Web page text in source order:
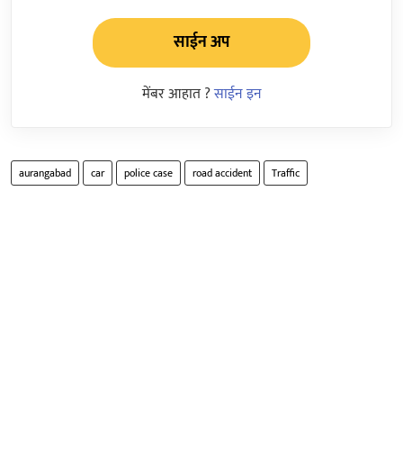
साईन अप
मेंबर आहात ?साईन इन
aurangabad car police case road accident Traffic